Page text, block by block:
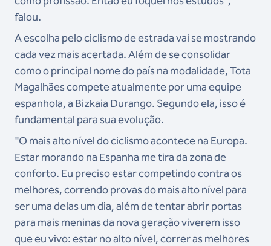
falou.
A escolha pelo ciclismo de estrada vai se mostrando
cada vez mais acertada. Além de se consolidar
como o principal nome do país na modalidade, Tota
Magalhães compete atualmente por uma equipe
espanhola, a Bizkaia Durango. Segundo ela, isso é
fundamental para sua evolução.
"O mais alto nível do ciclismo acontece na Europa.
Estar morando na Espanha me tira da zona de
conforto. Eu preciso estar competindo contra os
melhores, correndo provas do mais alto nível para
ser uma delas um dia, além de tentar abrir portas
para mais meninas da nova geração viverem isso
que eu vivo: estar no alto nível, correr as melhores